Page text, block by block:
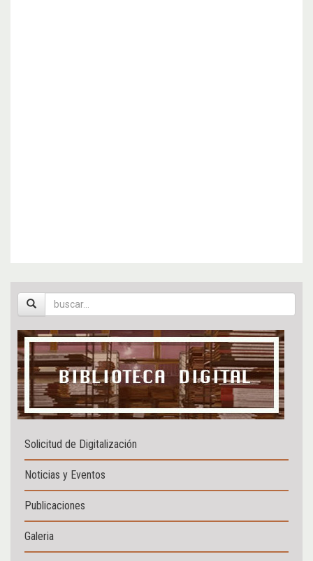
Solicitud de Digitalización
Noticias y Eventos
Publicaciones
Galeria